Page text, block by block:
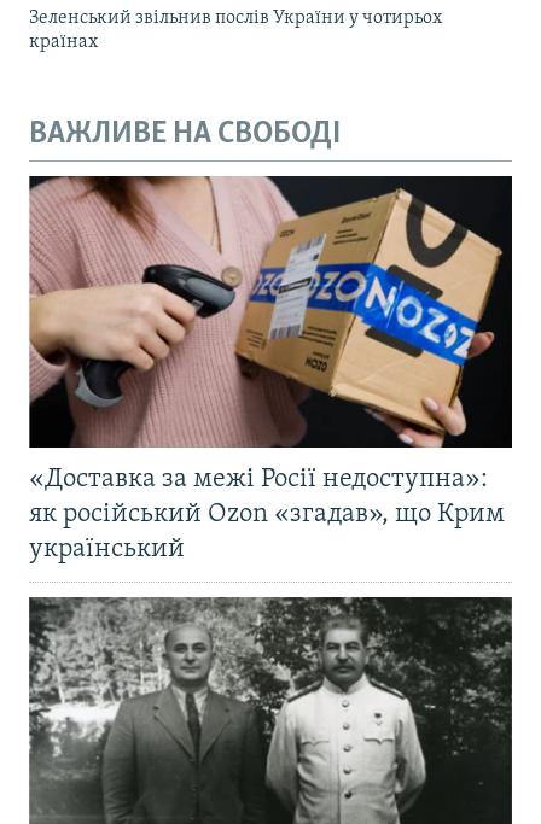
Зеленський звільнив послів України у чотирьох
країнах
ВАЖЛИВЕ НА СВОБОДІ
«Доставка за межі Росії недоступна»:
як російський Ozon «згадав», що Крим
український